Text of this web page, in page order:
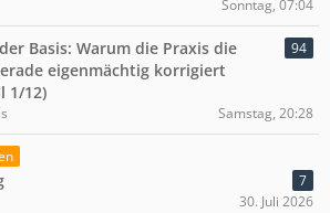
Sonntag, 07:04
Basis: Warum die Praxis die
eigenmächtig korrigiert
1/12)
94
Samstag, 20:28
7
30. Juli 2026